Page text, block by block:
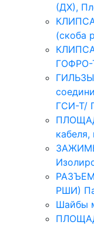
(ДХ),
(скоба
ГОФРО-
ГСИ-Т/
РШИ)
Шайбы